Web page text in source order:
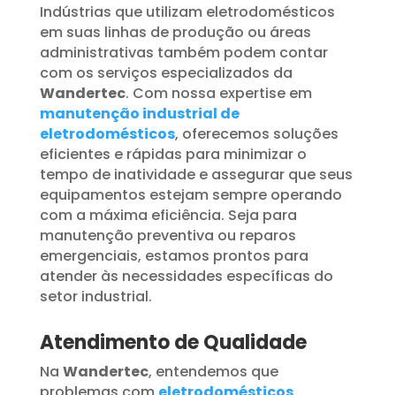
Indústrias que utilizam eletrodomésticos
em suas linhas de produção ou áreas
administrativas também podem contar
com os serviços especializados da
Wandertec. Com nossa expertise em
manutenção industrial de
eletrodomésticos, oferecemos soluções
eficientes e rápidas para minimizar o
tempo de inatividade e assegurar que seus
equipamentos estejam sempre operando
com a máxima eficiência. Seja para
manutenção preventiva ou reparos
emergenciais, estamos prontos para
atender às necessidades específicas do
setor industrial.
Atendimento de Qualidade
Na Wandertec, entendemos que